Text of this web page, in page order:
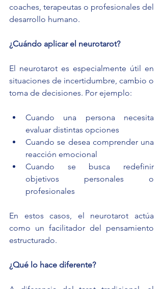
coaches, terapeutas o profesionales del
desarrollo humano.
¿Cuándo aplicar el neurotarot?
El neurotarot es especialmente útil en
situaciones de incertidumbre, cambio o
toma de decisiones. Por ejemplo:
Cuando una persona necesita
evaluar distintas opciones
Cuando se desea comprender una
reacción emocional
Cuando se busca redefinir
objetivos personales o
profesionales
En estos casos, el neurotarot actúa
como un facilitador del pensamiento
estructurado.
¿Qué lo hace diferente?